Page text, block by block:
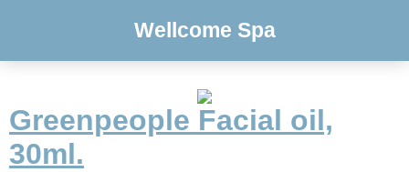
Wellcome Spa
Greenpeople Facial oil,
30ml.